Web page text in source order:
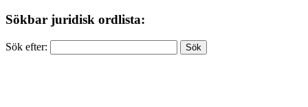
Sökbar juridisk ordlista:
Sök efter: